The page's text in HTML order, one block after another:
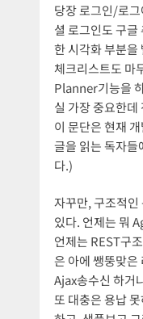
당장 로그인/로
셜 로그인도 구
한 시각화 부분을
체크리스트도 마
Planner기능을
실 가장 중요한데
이 문단은 현재
글을 읽는 독자들
다.)
자꾸만, 구조적인
있다. 언제는 뭐
언제는 REST구
은 아에 쌩뚱맞은
Ajax송수신 하거
또 대충은 용납